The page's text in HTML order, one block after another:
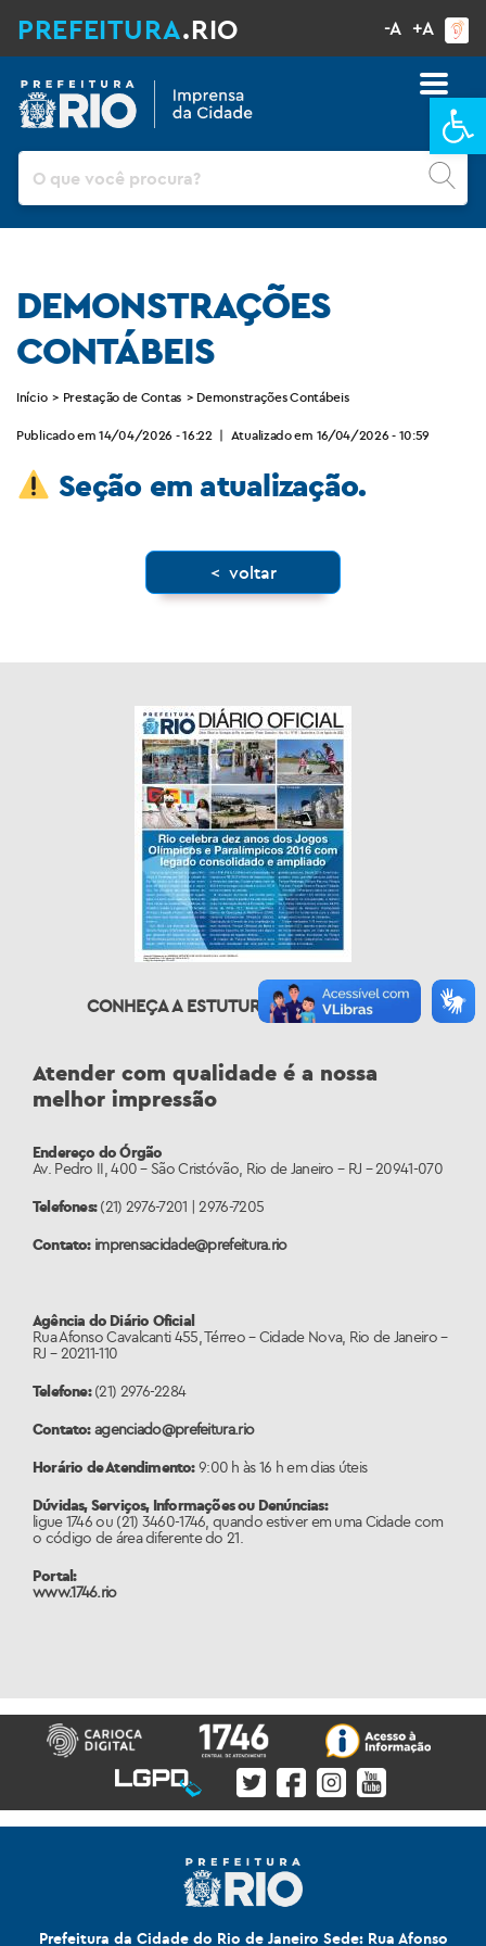
PREFEITURA.RIO -A +A
DEMONSTRAÇÕES
CONTÁBEIS
Início > Prestação de Contas > Demonstrações Contábeis
Publicado em 14/04/2026 - 16:22 | Atualizado em 16/04/2026 - 10:59
Seção em atualização.
< voltar
CONHEÇA A ESTUTURA DA PREFEITURA
Atender com qualidade é a nossa
melhor impressão
Endereço do Órgão
Av. Pedro II, 400 – São Cristóvão, Rio de Janeiro – RJ – 20941-070
Telefones:(21) 2976-7201 | 2976-7205
Contato: imprensacidade@prefeitura.rio
Agência do Diário Oficial
Rua Afonso Cavalcanti 455, Térreo – Cidade Nova, Rio de Janeiro –
RJ – 20211-110
Telefone:(21) 2976-2284
Contato:agenciado@prefeitura.rio
Horário de Atendimento:9:00 h às 16 h em dias úteis
Dúvidas, Serviços, Informações ou Denúncias:
ligue 1746 ou (21) 3460-1746, quando estiver em uma Cidade com
o código de área diferente do 21.
Portal:
www.1746.rio
Prefeitura da Cidade do Rio de Janeiro Sede: Rua Afonso